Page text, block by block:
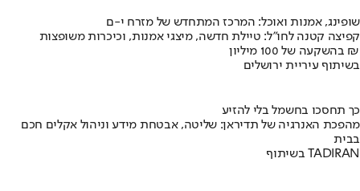
שופינג, אמנות ואוכל: המרכז המתחדש של מזרח י-ם
קפיצה קטנה לחו"ל: טיילת חדשה, מיצגי אמנות, וכיכרות משופצות
בהשקעה של 100 מיליון ₪
בשיתוף עיריית ירושלים
כך תחסכו בחשמל בלי להזיע
מהפכת האנרגיה של תדיראן: שליטה, אבטחת מידע וניהול אקלים חכם
בבית
בשיתוף TADIRAN